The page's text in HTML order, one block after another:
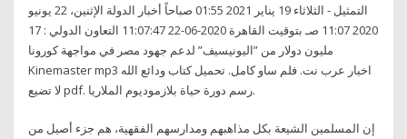
التمثيل - الثلاثاء 19 يناير 2021 01:55 صباحاً أخبار الدولة الإثنين، 22 يونيو
2020 11:07 صـ بتوقيت القاهرة 2020-06-22 11:07:47 التعاون الدولي : 17
مليون دولار من ”اليونيسيف” لدعم جهود مصر في مواجهة كورونا
Kinemaster mp3 اخبار عرب نت. فلم ساو كامل. تحميل كتاب ودائع الله
لا تضيع pdf. رسم دورة حياة بلازموديوم الملاريا.
إن المسلمين الشيعة بكل مذاهبهم ومدارسهم الفقهية، هم جزء أصيل من